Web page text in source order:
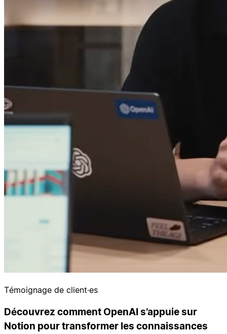
Témoignage de client·es
Découvrez comment OpenAI s’appuie sur
Notion pour transformer les connaissances